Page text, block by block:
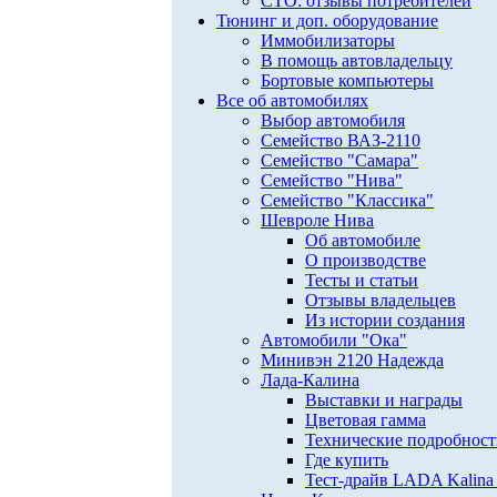
Тюнинг и доп. оборудование
Иммобилизаторы
В помощь автовладельцу
Бортовые компьютеры
Все об автомобилях
Выбор автомобиля
Семейство ВАЗ-2110
Семейство "Самара"
Семейство "Нива"
Семейство "Классика"
Шевроле Нива
Об автомобиле
О производстве
Тесты и статьи
Отзывы владельцев
Из истории создания
Автомобили "Ока"
Минивэн 2120 Надежда
Лада-Калина
Выставки и награды
Цветовая гамма
Технические
Где купить
Тест-драйв LADA Kalina